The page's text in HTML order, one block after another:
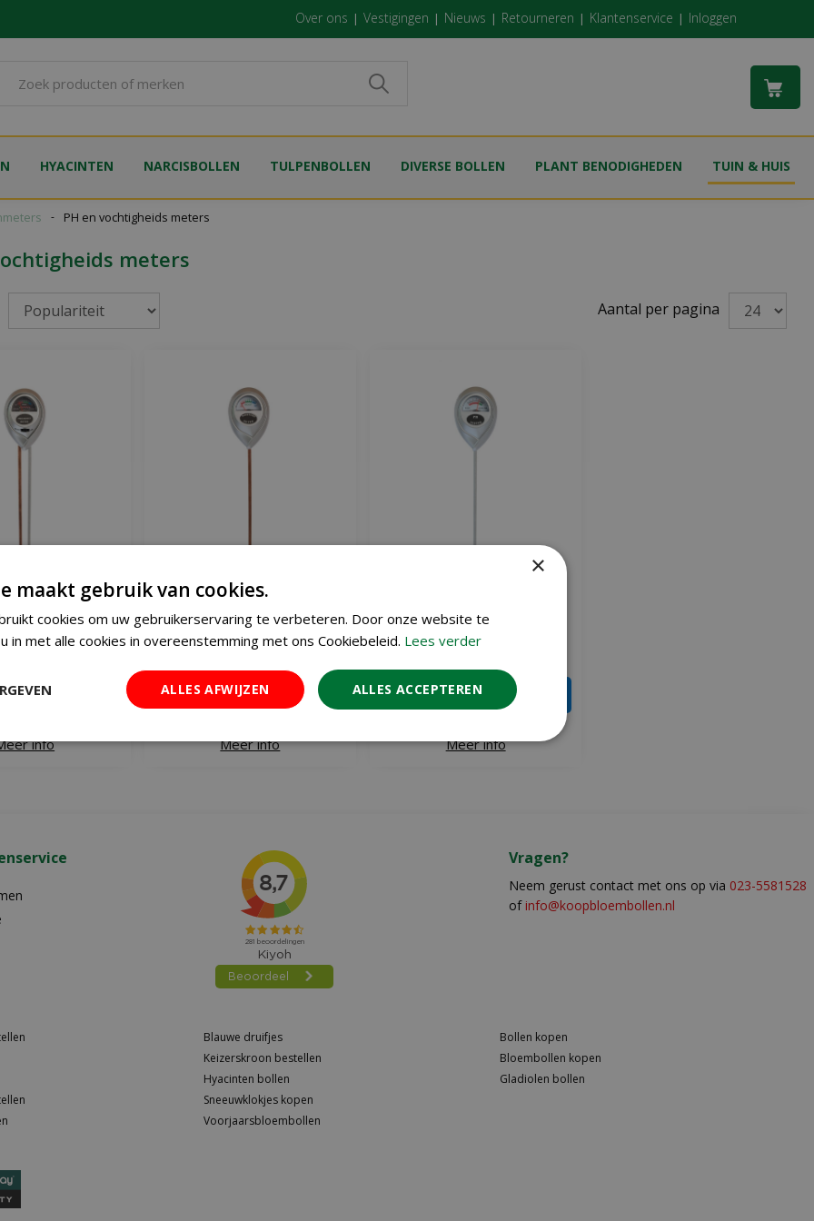
PH en vochtigheids meters
Over ons Vestigingen Nieuws Retourneren Klantenservice Inloggen
HYACINTEN NARCISBOLLEN TULPENBOLLEN DIVERSE BOLLEN PLANT BENODIGHEDEN TUIN & HUIS
meters
Aantal per pagina
vochtigheidsmeter
grijs
12,95
info
Nature vochtigheidsmeter grijs
€ 9,99 €8,99
Meer info
IN WINKELWAGEN
€9
Meer info
IN WINKELWAGEN
Vragen?
Neem gerust contact met ons op via 023-5581528
of info@koopbloembollen.nl
Blauwe druifjes
Keizerskroon bestellen
Hyacinten bollen
Sneeuwklokjes kopen
Voorjaarsbloembollen
Bollen kopen
Bloembollen kopen
Gladiolen bollen
×
maakt gebruik van cookies.
cookies om uw gebruikerservaring te verbeteren. Door onze website te
in met alle cookies in overeenstemming met ons Cookiebeleid. Lees verder
ALLES ACCEPTEREN
ALLES AFWIJZEN